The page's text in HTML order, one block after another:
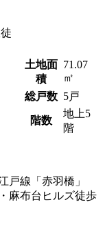
土地面
積
71.07
㎡
総戸数 5戸
階数
地上5
階
戸線「赤羽橋」
麻布台ヒルズ徒歩